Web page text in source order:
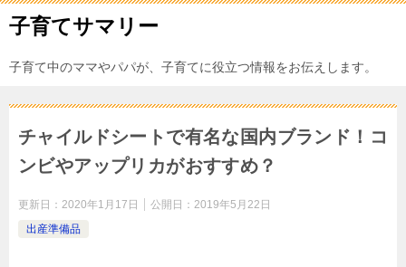
子育てサマリー
子育て中のママやパパが、子育てに役立つ情報をお伝えします。
チャイルドシートで有名な国内ブランド！コ
ンビやアップリカがおすすめ？
更新日： 2020年1月17日 公開日： 2019年5月22日
出産準備品